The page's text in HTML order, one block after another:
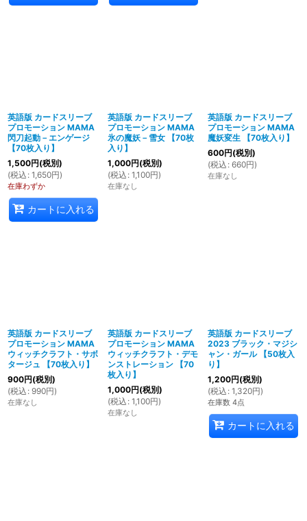
英語版 カードスリーブ
プロモーション MAMA
閃刀起動－エンゲージ
【70枚入り】
1,500円(税別)
(税込 : 1,650円)
在庫わずか
カートに入れる
英語版 カードスリーブ
プロモーション MAMA
氷の魔妖－雪女 【70枚
入り】
1,000円(税別)
(税込 : 1,100円)
在庫なし
英語版 カードスリーブ
プロモーション MAMA
魔妖変生 【70枚入り】
600円(税別)
(税込 : 660円)
在庫なし
英語版 カードスリーブ
プロモーション MAMA
ウィッチクラフト・サボ
タージュ 【70枚入り】
900円(税別)
(税込 : 990円)
在庫なし
英語版 カードスリーブ
プロモーション MAMA
ウィッチクラフト・デモ
ンストレーション 【70
枚入り】
1,000円(税別)
(税込 : 1,100円)
在庫なし
英語版 カードスリーブ
2023 ブラック・マジシ
ャン・ガール 【50枚入
り】
1,200円(税別)
(税込 : 1,320円)
在庫数 4点
カートに入れる